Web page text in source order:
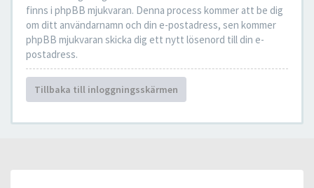
finns i phpBB mjukvaran. Denna process kommer att be dig
om ditt användarnamn och din e-postadress, sen kommer
phpBB mjukvaran skicka dig ett nytt lösenord till din e-
postadress.
Tillbaka till inloggningsskärmen